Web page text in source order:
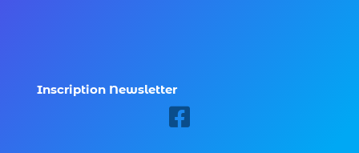
Inscription Newsletter